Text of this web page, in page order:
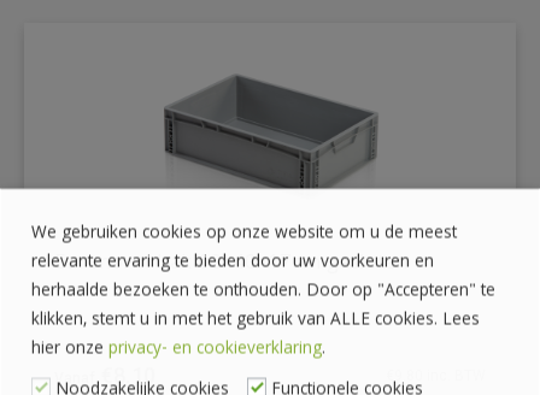
Euronorm bak 60x40x17cm gesloten
8.10
We gebruiken cookies op onze website om u de meest
relevante ervaring te bieden door uw voorkeuren en
herhaalde bezoeken te onthouden. Door op "Accepteren" te
klikken, stemt u in met het gebruik van ALLE cookies. Lees
hier onze privacy- en cookieverklaring.